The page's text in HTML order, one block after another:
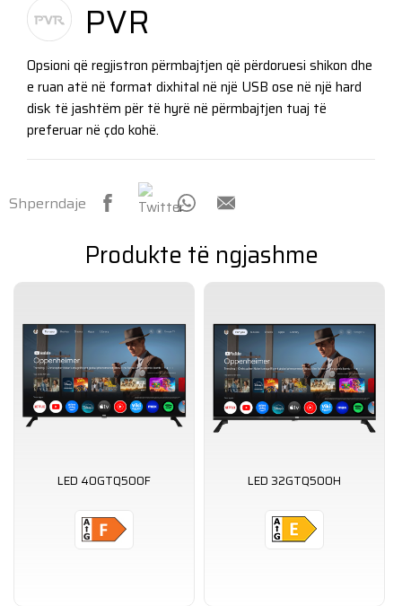
PVR
Opsioni që regjistron përmbajtjen që përdoruesi shikon dhe
e ruan atë në format dixhital në një USB ose në një hard
disk të jashtëm për të hyrë në përmbajtjen tuaj të
preferuar në çdo kohë.
Shperndaje
Produkte të ngjashme
LED 40GTQ500F LED 32GTQ500H